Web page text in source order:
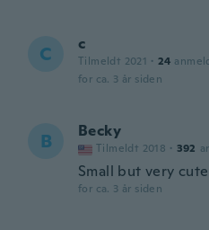
C c
Tilmeldt 2021 · 24
for ca. 3 år siden
B Becky
Tilmeldt 2018 · 392
Small but very cute
for ca. 3 år siden